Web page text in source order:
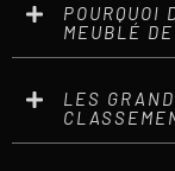
POURQUOI
MEUBLÉ
LES